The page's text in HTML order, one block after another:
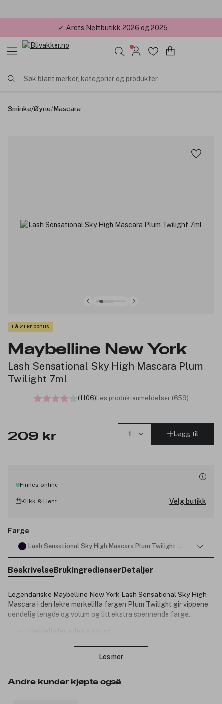
✓ Årets Nettbutikk 2026 og 2025
Søk blant merker, kategorier og produkter
Sminke/Øyne/Mascara
Få 21 kr bonus
Maybelline New York
Lash Sensational Sky High Mascara Plum
Twilight 7ml
(1106)Les produktanmeldelser (659)
209 kr Legg til
Finnes online
Klikk & Hent Velg butikk
Farge
Lash Sensational Sky High Mascara Plum Twilight 7ml
BeskrivelseBrukIngredienserDetaljer
Legendariske Maybelline New York Lash Sensational Sky High
Mascara i den lekre mørkelilla fargen Plum Twilight gir vippene
uendelig lengde og volum og litt ekstra spennende farge.
Flex Tower mascarabørsten gir volum og forlenger hver
vippe fra rot til tupp
Passer til sensitive øyne og kontaktlinsebrukere
Les mer
Andre kunder kjøpte også